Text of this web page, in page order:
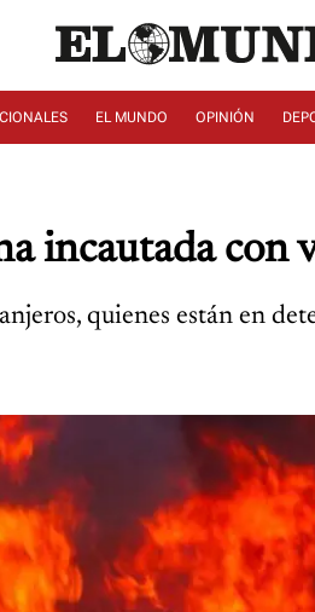
EL MUNDO OPINIÓN
incautada con
quienes están en